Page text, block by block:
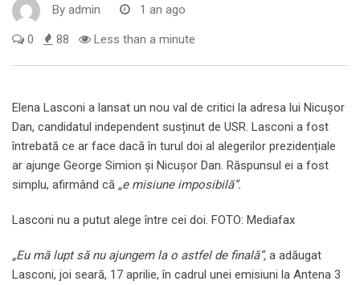
By admin 1 an ago
0 88 Less than a minute
Elena Lasconi a lansat un nou val de critici la adresa lui Nicușor
Dan, candidatul independent susținut de USR. Lasconi a fost
întrebată ce ar face dacă în turul doi al alegerilor prezidențiale
ar ajunge George Simion și Nicușor Dan. Răspunsul ei a fost
simplu, afirmând că „e misiune imposibilă”.
Lasconi nu a putut alege între cei doi. FOTO: Mediafax
„Eu mă lupt să nu ajungem la o astfel de finală”, a adăugat
Lasconi, joi seară, 17 aprilie, în cadrul unei emisiuni la Antena 3